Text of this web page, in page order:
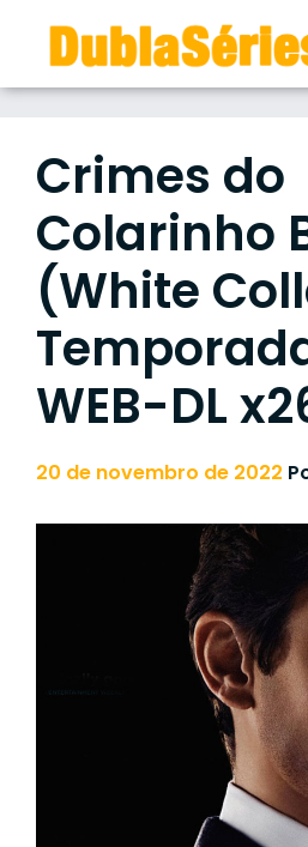
content
Crimes do
Colarinho
(White
WEB-DL
20 de novembro de 2022